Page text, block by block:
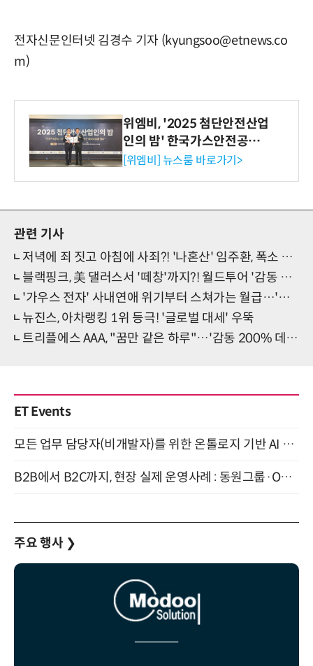
전자신문인터넷 김경수 기자 (kyungsoo@etnews.co
m)
위엠비, '2025 첨단안전산업
인의 밤' 한국가스안전공사
사장상 수상
[위엠비] 뉴스룸 바로가기>
관련 기사
저녁에 죄 짓고 아침에 사죄?! '나혼산' 임주환, 폭소 만발 일상 제대로 터졌다!
블랙핑크, 美 댈러스서 '떼창'까지?! 월드투어 '감동 하모니' 시동
'가우스 전자' 사내연애 위기부터 스쳐가는 월급…'짠내 폭발'
뉴진스, 아차랭킹 1위 등극! '글로벌 대세' 우뚝
트리플에스 AAA, "꿈만 같은 하루"…'감동 200% 데뷔' 소감
ET Events
모든 업무 담당자(비개발자)를 위한 온톨로지 기반 AI 지식체계 설계 1-day 워크숍 8월 20일 개최
B2B에서 B2C까지, 현장 실제 운영사례 : 동원그룹·OCI·다이닝브랜즈그룹·당근 (8/27)
주요 행사 ❯